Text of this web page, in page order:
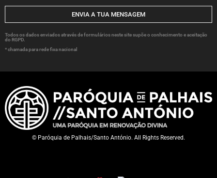
ENVIA A TUA MENSAGEM
Todos os dados enviados através de formulários neste site supõe o conhecimento e aceitação
do RGPD.
* chamada para rede fixa nacional
© Paróquia de Palhais/Santo António. All Rights Reserved.